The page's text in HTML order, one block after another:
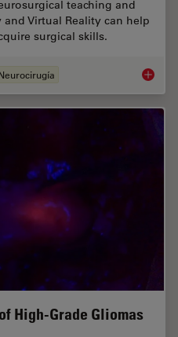
teaching and
Virtual Reality can help
surgical skills.
3D, AR
High-Grade Gliomas